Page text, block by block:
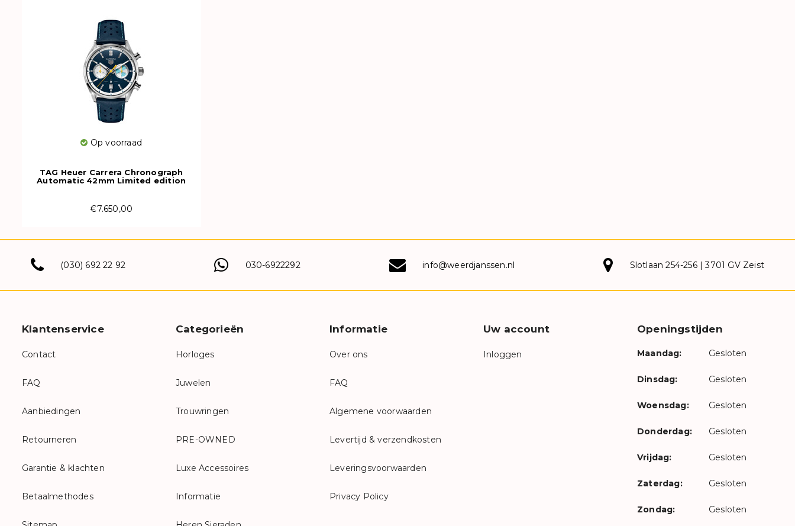
Op voorraad
TAG Heuer Carrera Chronograph
Automatic 42mm Limited edition
€7.650,00
(030) 692 22 92 030-6922292 info@weerdjanssen.nl Slotlaan 254-256 | 3701 GV Zeist
Klantenservice
Contact
FAQ
Aanbiedingen
Retourneren
Garantie & klachten
Betaalmethodes
Categorieën
Horloges
Juwelen
Trouwringen
PRE-OWNED
Luxe Accessoires
Informatie
Informatie
Over ons
FAQ
Algemene voorwaarden
Levertijd & verzendkosten
Leveringsvoorwaarden
Privacy Policy
Uw account
Inloggen
Openingstijden
Maandag: Gesloten
Dinsdag: Gesloten
Woensdag: Gesloten
Donderdag: Gesloten
Vrijdag: Gesloten
Zaterdag: Gesloten
Zondag: Gesloten